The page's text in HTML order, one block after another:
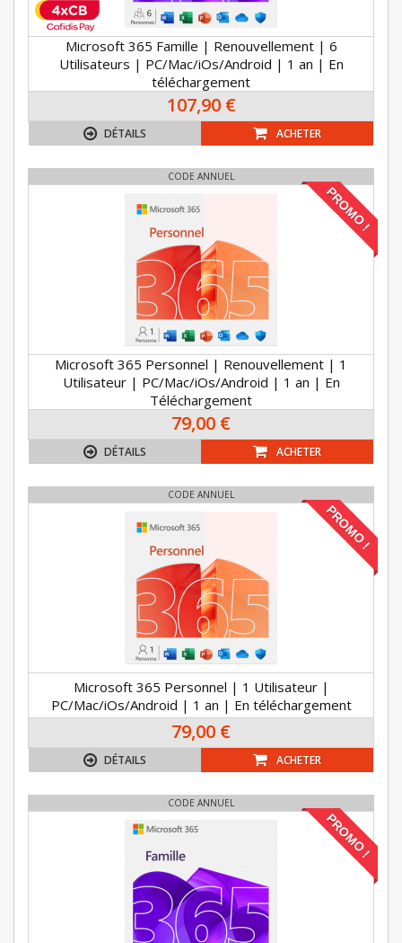
Microsoft 365 Famille | Renouvellement | 6
Utilisateurs | PC/Mac/iOs/Android | 1 an | En
téléchargement
107,90 €
DÉTAILS ACHETER
CODE ANNUEL
PROMO !
Microsoft 365 Personnel | Renouvellement | 1
Utilisateur | PC/Mac/iOs/Android | 1 an | En
Téléchargement
79,00 €
DÉTAILS ACHETER
CODE ANNUEL
PROMO !
Microsoft 365 Personnel | 1 Utilisateur |
PC/Mac/iOs/Android | 1 an | En téléchargement
79,00 €
DÉTAILS ACHETER
CODE ANNUEL
PROMO !